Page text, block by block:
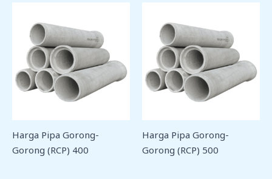
Harga Pipa Gorong-
Gorong (RCP) 400
Harga Pipa Gorong-
Gorong (RCP) 500